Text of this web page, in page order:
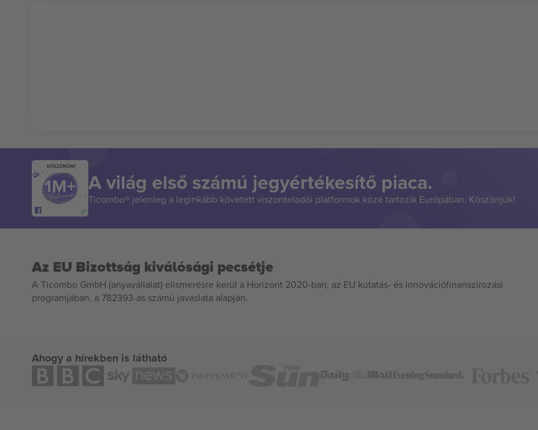
KÖSZÖNÖM!
A világ első számú jegyértékesítő piaca.
Ticombo® jelenleg a leginkább követett viszonteladói platformok közé tartozik Európában. Köszönjük!
Az EU Bizottság kiválósági pecsétje
A Ticombo GmbH (anyavállalat) elismerésre kerül a Horizont 2020-ban, az EU kutatás- és innovációfinanszírozási
programjában, a 782393-as számú javaslata alapján.
Ahogy a hírekben is látható